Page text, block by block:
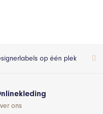
op één plek
ons